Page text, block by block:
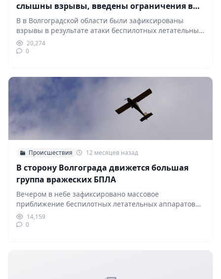
слышны взрывы, введены ограничения в
аэропорту
В в Волгоградской области были зафиксированы
взрывы в результате атаки беспилотных летательных
аппаратов. Местные жители…
20,274
0
Происшествия 12 месяцев назад
В сторону Волгограда движется большая
группа вражеских БПЛА
Вечером в небе зафиксировано массовое
приближение беспилотных летательных аппаратов
противника в направлении Волгограда. По
предварительным…
14,159
0